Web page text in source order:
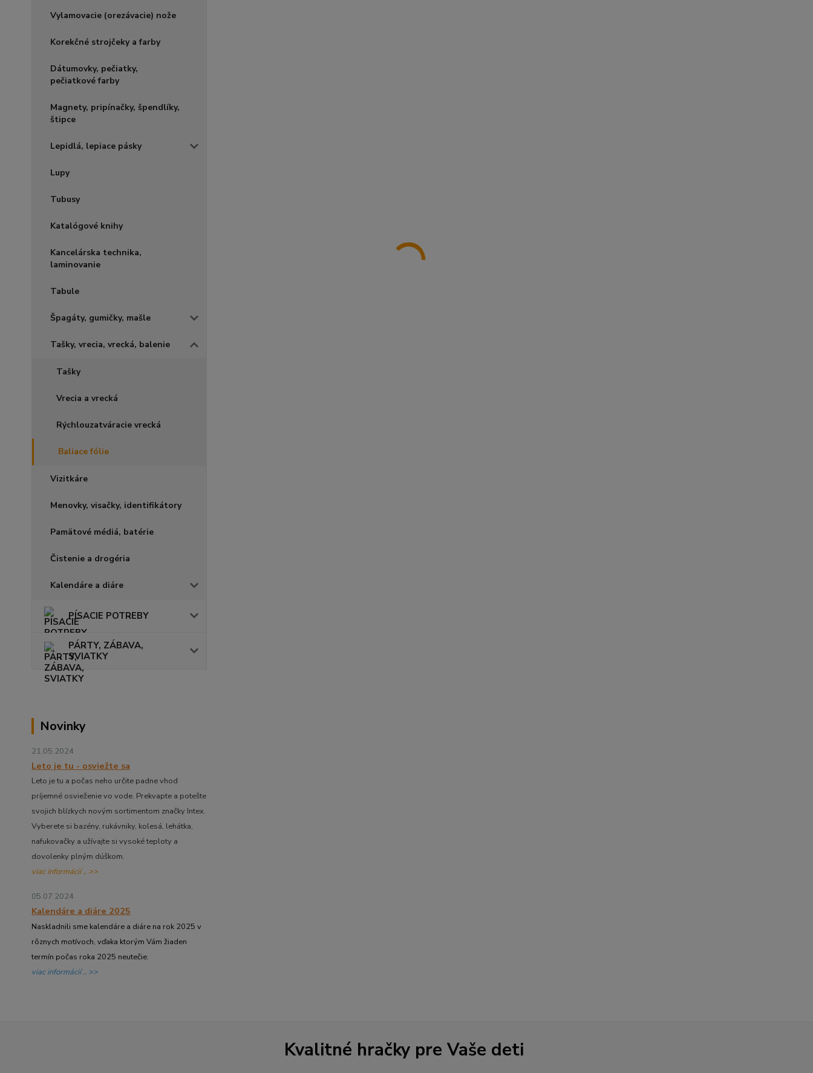
Vylamovacie (orezávacie) nože
Korekčné strojčeky a farby
Dátumovky, pečiatky,
pečiatkové farby
Magnety, pripínačky, špendlíky,
štipce
Lepidlá, lepiace pásky
Lupy
Tubusy
Katalógové knihy
Kancelárska technika,
laminovanie
Tabule
Špagáty, gumičky, mašle
Tašky, vrecia, vrecká, balenie
Tašky
Vrecia a vrecká
Rýchlouzatváracie vrecká
Baliace fólie
Vizitkáre
Menovky, visačky, identifikátory
Pamätové médiá, batérie
Čistenie a drogéria
Kalendáre a diáre
PÍSACIE POTREBY
PÁRTY, ZÁBAVA,
SVIATKY
Novinky
21.05.2024
Leto je tu - osviežte sa
Leto je tu a počas neho určite padne vhod
príjemné osvieženie vo vode. Prekvapte a potešte
svojich blízkych novým sortimentom značky Intex.
Vyberete si bazény, rukávniky, kolesá, lehátka,
nafukovačky a užívajte si vysoké teploty a
dovolenky plným dúškom.
viac informácií .. >>
05.07.2024
Kalendáre a diáre 2025
Naskladnili sme kalendáre a diáre na rok 2025 v
rôznych motívoch, vďaka ktorým Vám žiaden
termín počas roka 2025 neutečie.
viac informácií .. >>
Kvalitné hračky pre Vaše deti